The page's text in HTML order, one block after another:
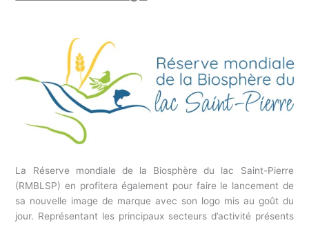
La Réserve mondiale de la Biosphère du lac Saint-Pierre
(RMBLSP) en profitera également pour faire le lancement de
sa nouvelle image de marque avec son logo mis au goût du
jour. Représentant les principaux secteurs d’activité présents